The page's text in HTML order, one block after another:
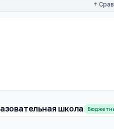
+
школа